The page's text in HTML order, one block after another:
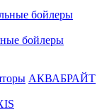
бойлеры
бойлеры
АКВАБРАЙТ